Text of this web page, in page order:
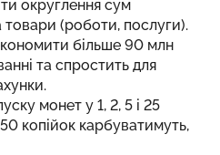
округлення сум
товари (роботи, послуги).
більше 90 млн
та спростить для
монет у 1, 2, 5 і 25
копійок карбуватимуть,